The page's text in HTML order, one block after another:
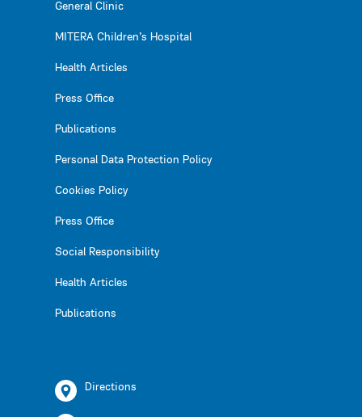
General Clinic
MITERA Children’s Hospital
Health Articles
Press Office
Publications
Personal Data Protection Policy
Cookies Policy
Press Office
Social Responsibility
Health Articles
Publications
Directions